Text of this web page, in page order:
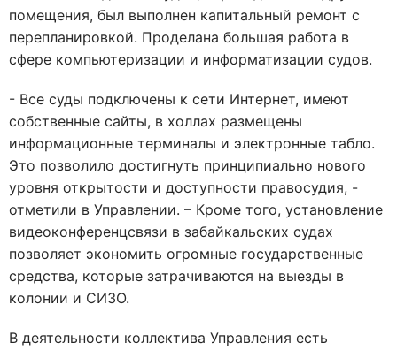
помещения, был выполнен капитальный ремонт с
перепланировкой. Проделана большая работа в
сфере компьютеризации и информатизации судов.
- Все суды подключены к сети Интернет, имеют
собственные сайты, в холлах размещены
информационные терминалы и электронные табло.
Это позволило достигнуть принципиально нового
уровня открытости и доступности правосудия, -
отметили в Управлении. – Кроме того, установление
видеоконференцсвязи в забайкальских судах
позволяет экономить огромные государственные
средства, которые затрачиваются на выезды в
колонии и СИЗО.
В деятельности коллектива Управления есть